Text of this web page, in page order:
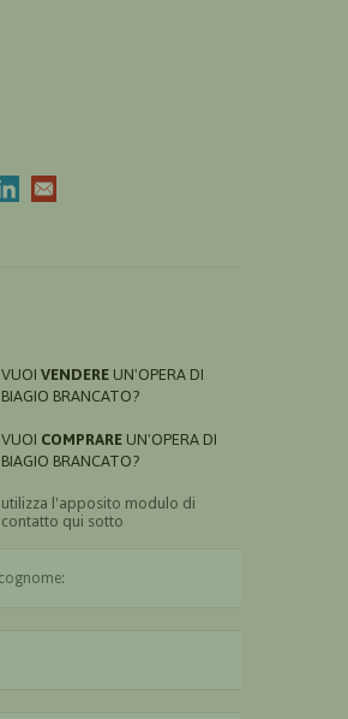
VUOI VENDERE UN'OPERA DI
BIAGIO BRANCATO?
VUOI COMPRARE UN'OPERA DI
BIAGIO BRANCATO?
utilizza l'apposito modulo di
contatto qui sotto